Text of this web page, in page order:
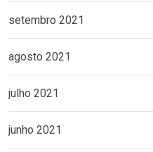
setembro 2021
agosto 2021
julho 2021
junho 2021